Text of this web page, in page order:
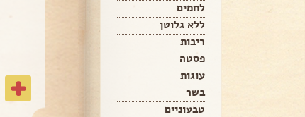
לחמים
ללא גלוטן
ריבות
פסטה
עוגות
בשר
טבעוניים